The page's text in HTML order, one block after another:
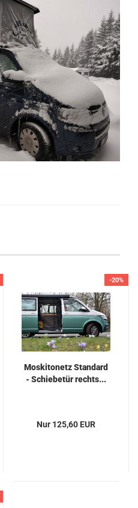
-20%
Moskitonetz Standard
- Schiebetür rechts...
Nur 125,60 EUR